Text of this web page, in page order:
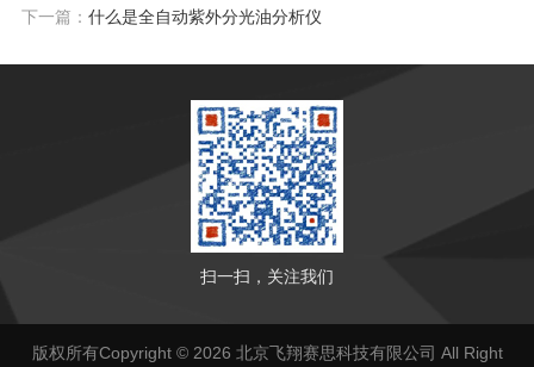
下一篇： 什么是全自动紫外分光油分析仪
扫一扫，关注我们
版权所有Copyright © 2026 北京飞翔赛思科技有限公司 All Right